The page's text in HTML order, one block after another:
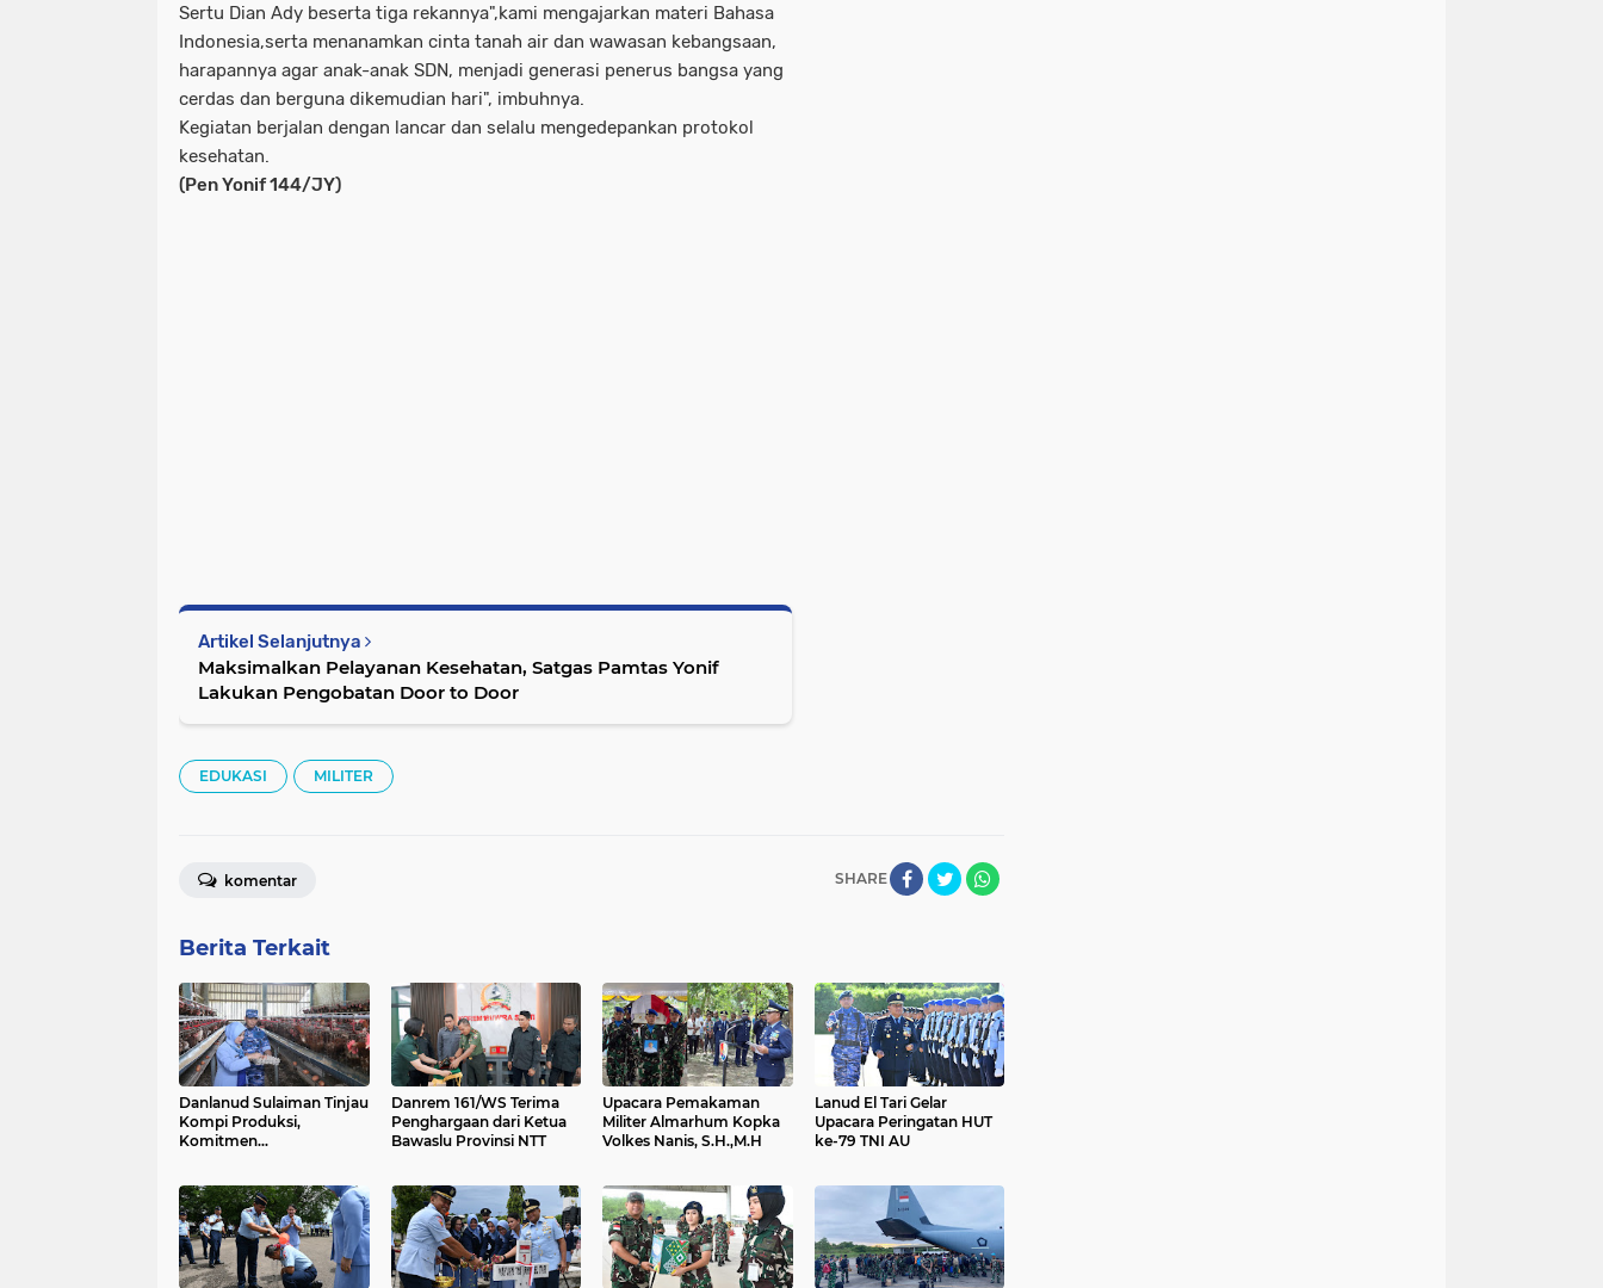
Sertu Dian Ady beserta tiga rekannya",kami mengajarkan materi Bahasa
Indonesia,serta menanamkan cinta tanah air dan wawasan kebangsaan,
harapannya agar anak-anak SDN, menjadi generasi penerus bangsa yang
cerdas dan berguna dikemudian hari", imbuhnya.
Kegiatan berjalan dengan lancar dan selalu mengedepankan protokol
kesehatan.
(Pen Yonif 144/JY)
Artikel Selanjutnya
Maksimalkan Pelayanan Kesehatan, Satgas Pamtas Yonif
Lakukan Pengobatan Door to Door
EDUKASI MILITER
SHARE
komentar
Berita Terkait
Danlanud Sulaiman Tinjau
Kompi Produksi,
Komitmen
Danrem 161/WS Terima
Penghargaan dari Ketua
Bawaslu Provinsi NTT
Upacara Pemakaman
Militer Almarhum Kopka
Volkes Nanis, S.H.,M.H
Lanud El Tari Gelar
Upacara Peringatan HUT
ke-79 TNI AU